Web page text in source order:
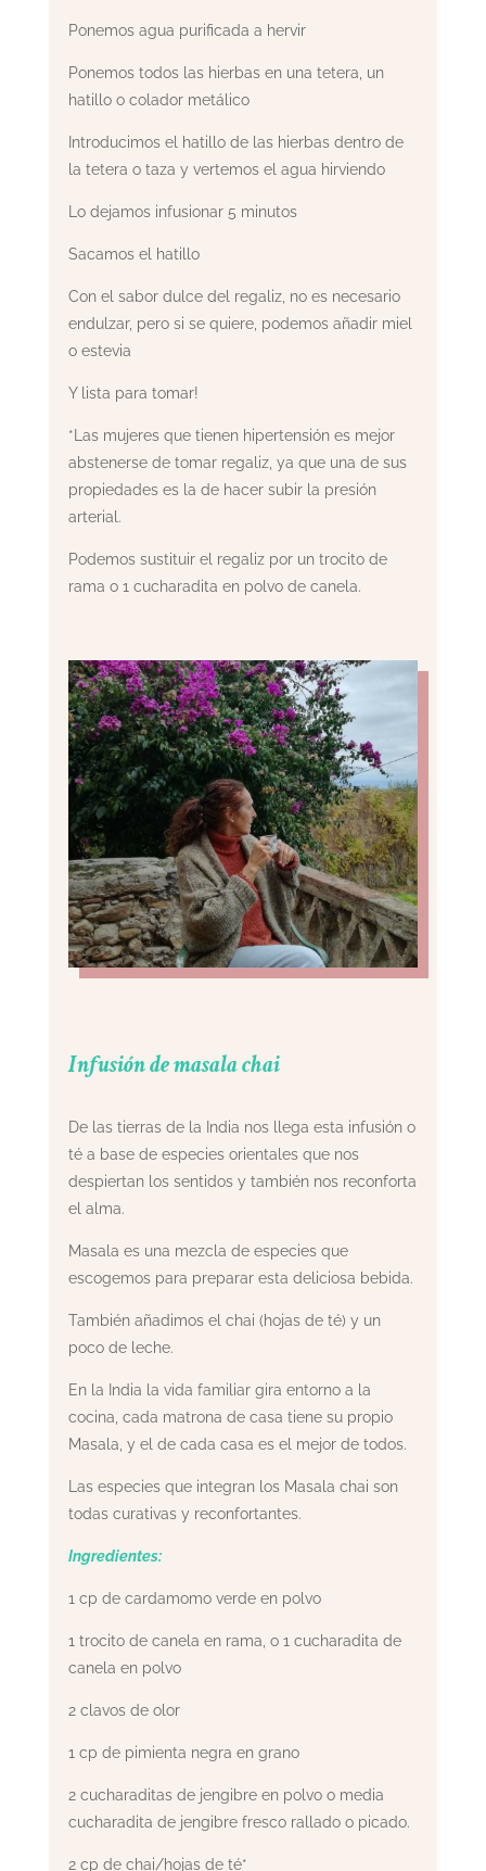
Ponemos agua purificada a hervir
Ponemos todos las hierbas en una tetera, un
hatillo o colador metálico
Introducimos el hatillo de las hierbas dentro de
la tetera o taza y vertemos el agua hirviendo
Lo dejamos infusionar 5 minutos
Sacamos el hatillo
Con el sabor dulce del regaliz, no es necesario
endulzar, pero si se quiere, podemos añadir miel
o estevia
Y lista para tomar!
*Las mujeres que tienen hipertensión es mejor
abstenerse de tomar regaliz, ya que una de sus
propiedades es la de hacer subir la presión
arterial.
Podemos sustituir el regaliz por un trocito de
rama o 1 cucharadita en polvo de canela.
Infusión de masala chai
De las tierras de la India nos llega esta infusión o
té a base de especies orientales que nos
despiertan los sentidos y también nos reconforta
el alma.
Masala es una mezcla de especies que
escogemos para preparar esta deliciosa bebida.
También añadimos el chai (hojas de té) y un
poco de leche.
En la India la vida familiar gira entorno a la
cocina, cada matrona de casa tiene su propio
Masala, y el de cada casa es el mejor de todos.
Las especies que integran los Masala chai son
todas curativas y reconfortantes.
Ingredientes:
1 cp de cardamomo verde en polvo
1 trocito de canela en rama, o 1 cucharadita de
canela en polvo
2 clavos de olor
1 cp de pimienta negra en grano
2 cucharaditas de jengibre en polvo o media
cucharadita de jengibre fresco rallado o picado.
2 cp de chai/hojas de té*